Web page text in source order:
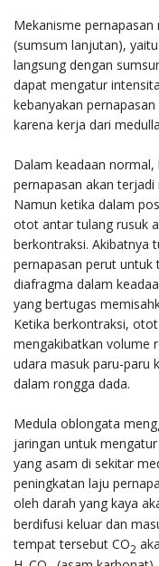
Mekanisme
(sumsum lanjutan),
langsung dengan
dapat mengatur
kebanyakan
karena kerja dari
Dalam keadaan
pernapasan akan
Namun ketika dalam
otot antar tulang rusuk
berkontraksi. Akibatnya
pernapasan perut
diafragma dalam
yang bertugas
Ketika berkontraksi,
mengakibatkan volume
udara masuk paru-paru
dalam rongga dada.
Medula oblongata
jaringan untuk
yang asam di sekitar
peningkatan laju
oleh darah yang kaya
berdifusi keluar dan
tempat tersebut CO2